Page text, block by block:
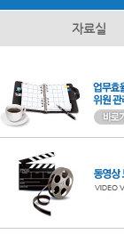
자료실